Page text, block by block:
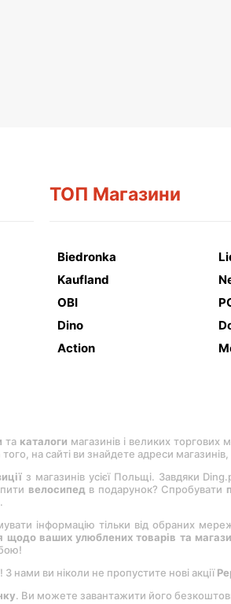
ТОП Магазини
Biedronka
Kaufland
OBI
Dino
Action
та каталоги магазинів і великих торгових
на сайті ви знайдете адреси
з магазинів усієї Польщі. Завдяки
велосипедв подарунок? Спробувати
.
інформацію тільки від обраних
щодо ваших улюблених товарів та
! З нами ви ніколи не пропустите нові акції
. Ви можете завантажити його